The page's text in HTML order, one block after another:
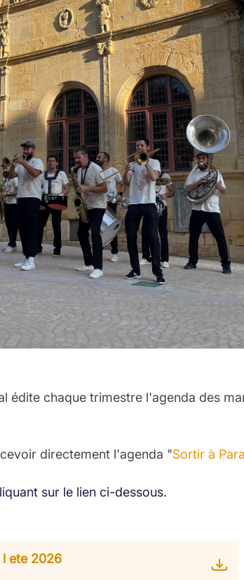
édite chaque trimestre l'agenda des
directement l'agenda "Sortir à
sur le lien ci-dessous.
l ete 2026